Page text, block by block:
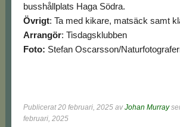
busshållplats Haga Södra.
Övrigt: Ta med kikare, matsäck samt
Arrangör: Tisdagsklubben
Foto: Stefan Oscarsson/
Publicerat20 februari, 2025avJohan Murray
februari, 2025